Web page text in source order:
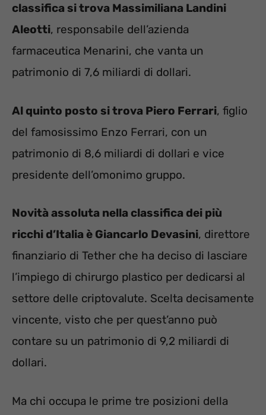
classifica si trova Massimiliana Landini
Aleotti, responsabile dell’azienda
farmaceutica Menarini, che vanta un
patrimonio di 7,6 miliardi di dollari.
Al quinto posto si trova Piero Ferrari, figlio
del famosissimo Enzo Ferrari, con un
patrimonio di 8,6 miliardi di dollari e vice
presidente dell’omonimo gruppo.
Novità assoluta nella classifica dei più
ricchi d’Italia è Giancarlo Devasini, direttore
finanziario di Tether che ha deciso di lasciare
l’impiego di chirurgo plastico per dedicarsi al
settore delle criptovalute. Scelta decisamente
vincente, visto che per quest’anno può
contare su un patrimonio di 9,2 miliardi di
dollari.
Ma chi occupa le prime tre posizioni della